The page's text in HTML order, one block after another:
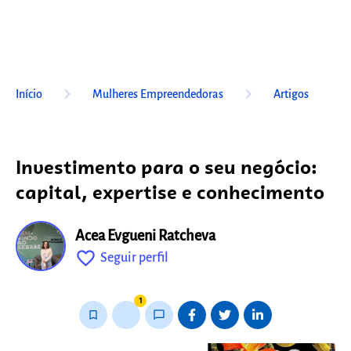
Início keyboard_arrow_right Mulheres Empreendedoras keyboard_arrow_right Artigos
Investimento para o seu negócio:
capital, expertise e conhecimento
Acea Evgueni Ratcheva
favorite_outline Seguir perfil
bookmark_border
1
chat_bubble_outline